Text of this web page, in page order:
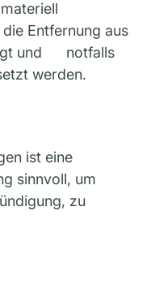
Entfernung aus
und notfalls
werden.
ist eine
sinnvoll, um
zu